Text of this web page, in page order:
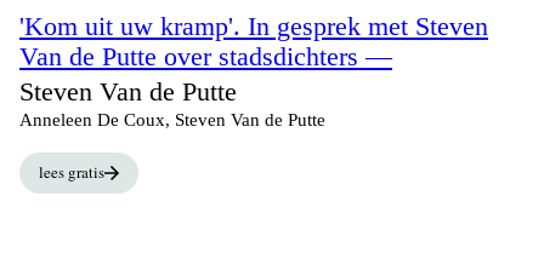
'Kom uit uw kramp'. In gesprek met Steven
Van de Putte over stadsdichters —
Steven Van de Putte
Anneleen De Coux, Steven Van de Putte
lees gratis